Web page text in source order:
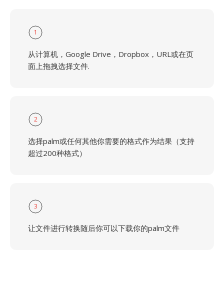
1
从计算机，Google Drive，Dropbox，URL或在页
面上拖拽选择文件.
2
选择palm或任何其他你需要的格式作为结果（支持
超过200种格式）
3
让文件进行转换随后你可以下载你的palm文件